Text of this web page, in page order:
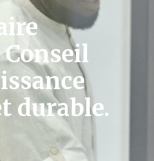
Conseil
durable.